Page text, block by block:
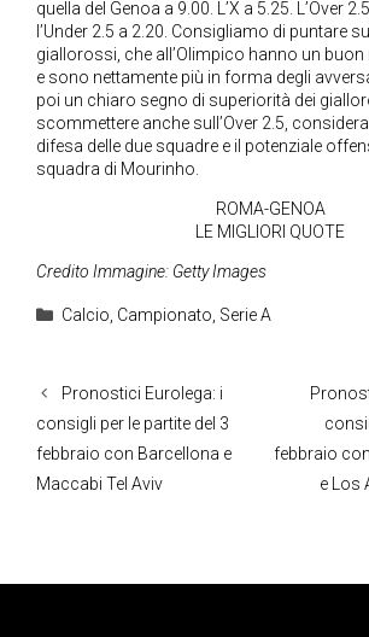
quella del Genoa a 9.00. L’X a 5.25. L’Over
l’Under 2.5 a 2.20. Consigliamo di puntare
giallorossi, che all’Olimpico hanno un
e sono nettamente più in forma degli
poi un chiaro segno di superiorità dei
scommettere anche sull’Over 2.5,
difesa delle due squadre e il potenziale
squadra di Mourinho.
ROMA-GENOA
LE MIGLIORI QUOTE
Credito Immagine: Getty Images
Categorie
Calcio, Campionato, Serie A
Pronostici Eurolega: i
consigli per le partite del 3
febbraio con Barcellona e
Maccabi Tel Aviv
febbraio
e Los